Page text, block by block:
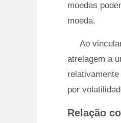
moedas
moeda.
Ao
atrelagem a
por
Relação